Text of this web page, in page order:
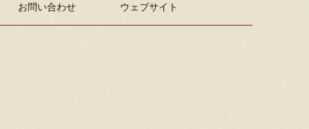
お問い合わせ ウェブサイト